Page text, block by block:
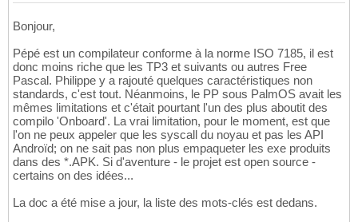
Bonjour,
Pépé est un compilateur conforme à la norme ISO 7185, il est
donc moins riche que les TP3 et suivants ou autres Free
Pascal. Philippe y a rajouté quelques caractéristiques non
standards, c'est tout. Néanmoins, le PP sous PalmOS avait les
mêmes limitations et c'était pourtant l'un des plus aboutit des
compilo 'Onboard'. La vrai limitation, pour le moment, est que
l'on ne peux appeler que les syscall du noyau et pas les API
Androïd; on ne sait pas non plus empaqueter les exe produits
dans des *.APK. Si d'aventure - le projet est open source -
certains on des idées...
La doc a été mise a jour, la liste des mots-clés est dedans.